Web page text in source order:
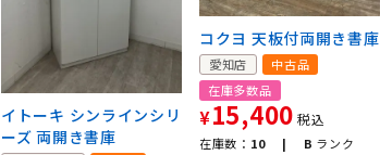
イトーキ シンラインシリ
ーズ 両開き書庫
コクヨ 天板付両開き書庫
愛知店
中古品
在庫多数品
¥15,400 税込
在庫数： 10 | B ランク